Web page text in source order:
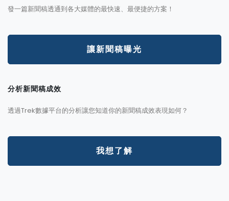
發一篇新聞稿透通到各大媒體的最快速、最便捷的方案！
讓新聞稿曝光
分析新聞稿成效
透過Trek數據平台的分析讓您知道你的新聞稿成效表現如何？
我想了解